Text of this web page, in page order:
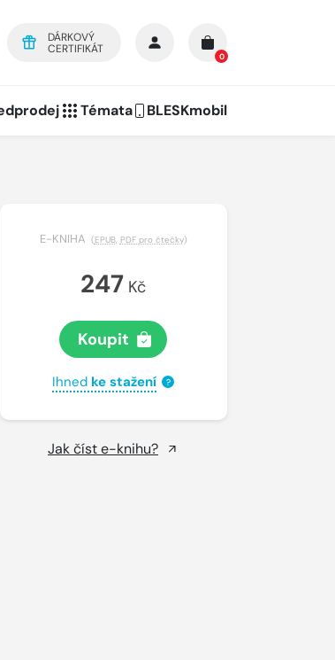
DÁRKOVÝ
CERTIFIKÁT
0
Témata BLESKmobil
E-KNIHA (EPUB, PDF pro čtečky)
247 Kč
Koupit
Ihned ke stažení ?
Jak číst e-knihu?